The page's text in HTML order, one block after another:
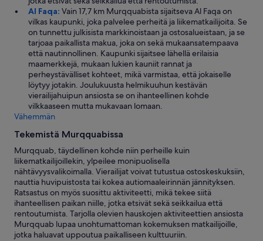
Al Faqa: Vain 17,7 km Murqquabista sijaitseva Al Faqa on
vilkas kaupunki, joka palvelee perheitä ja liikematkailijoita. Se
on tunnettu julkisista markkinoistaan ja ostosalueistaan, ja se
tarjoaa paikallista makua, joka on sekä mukaansatempaava
että nautinnollinen. Kaupunki sijaitsee lähellä erilaisia
maamerkkejä, mukaan lukien kauniit rannat ja
perheystävälliset kohteet, mikä varmistaa, että jokaiselle
löytyy jotakin. Joulukuusta helmikuuhun kestävän
vierailijahuipun ansiosta se on ihanteellinen kohde
vilkkaaseen mutta mukavaan lomaan.
Vähemmän
Tekemistä Murqquabissa
Murqquab, täydellinen kohde niin perheille kuin
liikematkailijoillekin, ylpeilee monipuolisella
nähtävyysvalikoimalla. Vierailijat voivat tutustua ostoskeskuksiin,
nauttia huvipuistosta tai kokea autiomaaleirinnän jännityksen.
Ratsastus on myös suosittu aktiviteetti, mikä tekee siitä
ihanteellisen paikan niille, jotka etsivät sekä seikkailua että
rentoutumista. Tarjolla olevien hauskojen aktiviteettien ansiosta
Murqquab lupaa unohtumattoman kokemuksen matkailijoille,
jotka haluavat uppoutua paikalliseen kulttuuriin.